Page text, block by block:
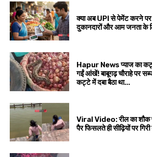
क्या अब UPI से पेमेंट करने पर
दुकानदारों और आम जनता के
Hapur News प्याज का
गईं आंखें! बाबूगढ़ चौराहे पर
कट्टे में दबा बैठा था...
Viral Video: रील का शौक
पैर फिसलते ही सीढ़ियों पर